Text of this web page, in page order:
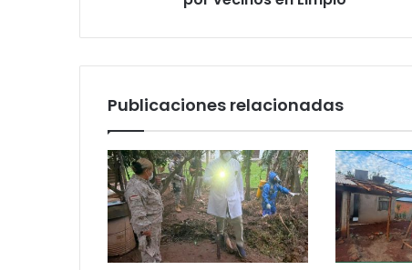
Publicaciones relacionadas